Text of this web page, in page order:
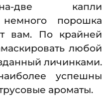
две капли
порошка
вам. По крайней
любой
личинками.
успешны
ароматы.